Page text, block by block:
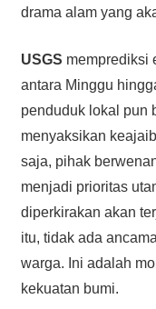
drama alam yang
USGS memprediksi
antara Minggu
penduduk lokal pun
menyaksikan
saja, pihak
menjadi prioritas
diperkirakan akan
itu, tidak ada
warga. Ini adalah
kekuatan bumi.